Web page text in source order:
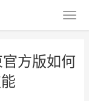
方版如何